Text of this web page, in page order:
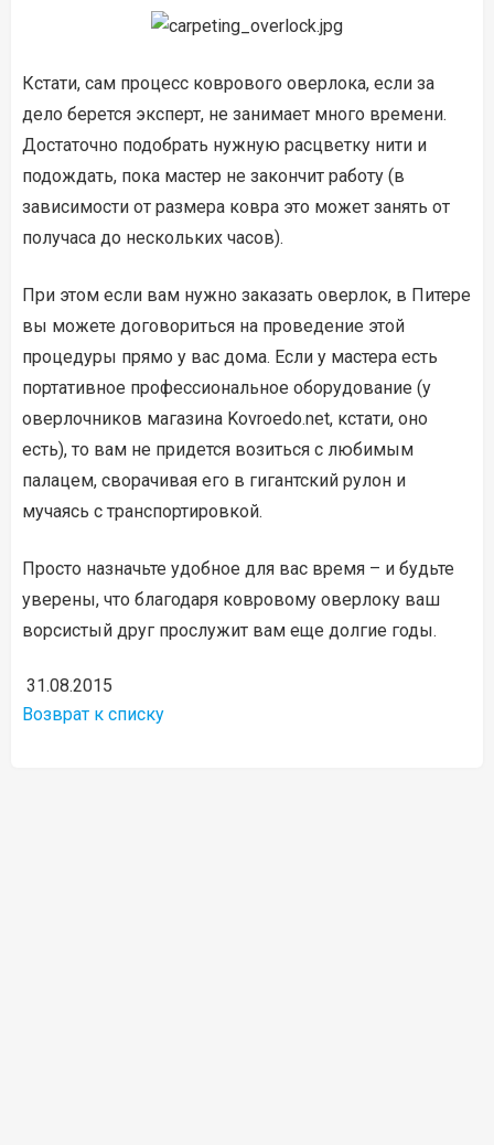
Кстати, сам процесс коврового оверлока, если за
дело берется эксперт, не занимает много времени.
Достаточно подобрать нужную расцветку нити и
подождать, пока мастер не закончит работу (в
зависимости от размера ковра это может занять от
получаса до нескольких часов).
При этом если вам нужно заказать оверлок, в Питере
вы можете договориться на проведение этой
процедуры прямо у вас дома. Если у мастера есть
портативное профессиональное оборудование (у
оверлочников магазина Kovroedo.net, кстати, оно
есть), то вам не придется возиться с любимым
палацем, сворачивая его в гигантский рулон и
мучаясь с транспортировкой.
Просто назначьте удобное для вас время – и будьте
уверены, что благодаря ковровому оверлоку ваш
ворсистый друг прослужит вам еще долгие годы.
31.08.2015
Возврат к списку